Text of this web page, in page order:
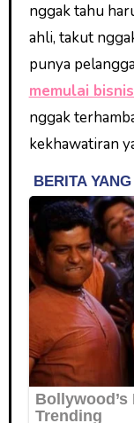
nggak tahu
ahli, takut
punya
memulai
nggak
kekhawatiran